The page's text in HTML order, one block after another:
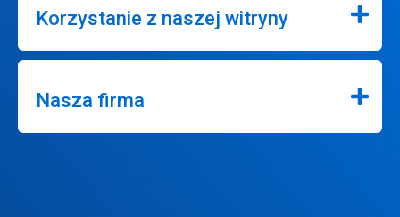
Korzystanie z naszej witryny
Nasza firma